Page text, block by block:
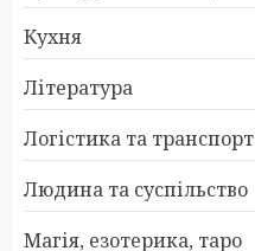
Кухня
Література
Логістика та транспорт
Людина та суспільство
Магія, езотерика, таро